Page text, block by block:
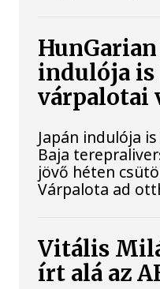
indulója is
várpalotai
Japán indulója
Baja
jövő héten
Várpalota ad
Vitális
írt alá az